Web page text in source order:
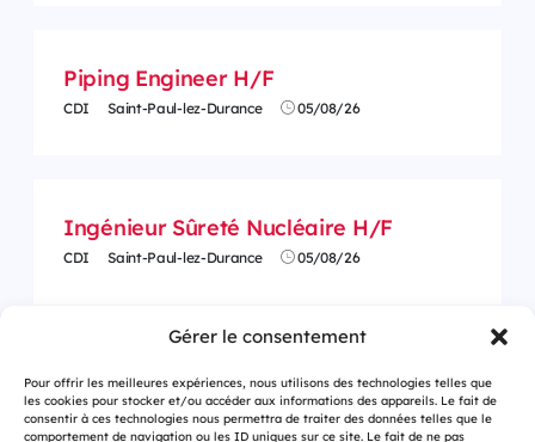
Gérer le consentement
Pour offrir les meilleures expériences, nous utilisons des technologies telles que
les cookies pour stocker et/ou accéder aux informations des appareils. Le fait de
consentir à ces technologies nous permettra de traiter des données telles que le
comportement de navigation ou les ID uniques sur ce site. Le fait de ne pas
Piping Engineer H/F
CDI Saint-Paul-lez-Durance 05/08/26
Ingénieur Sûreté Nucléaire H/F
CDI Saint-Paul-lez-Durance 05/08/26